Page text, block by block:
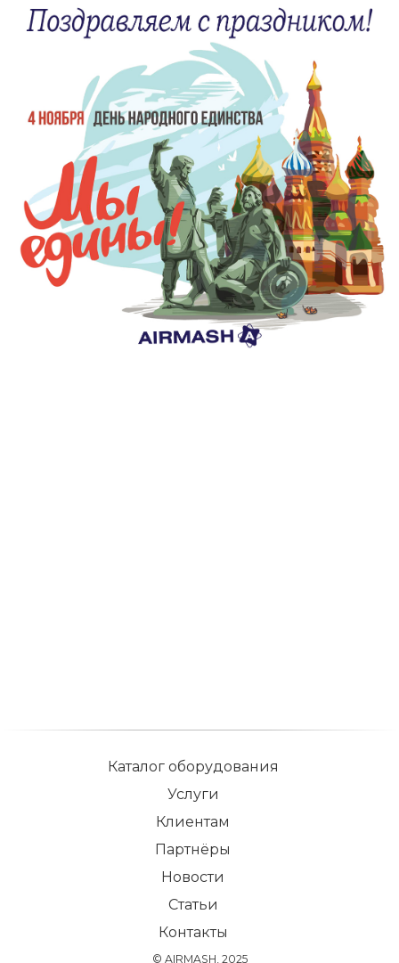
© AIRMASH, 2025
Каталог оборудования
Услуги
Клиентам
Партнёры
Новости
Статьи
Контакты